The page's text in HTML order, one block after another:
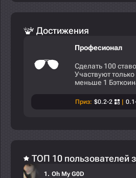
Достижения
Професионал
Сделать 100
Участвуют только
меньше 1
Приз: $0.2-2 |
ТОП 10 пользователей
Oh My G0D